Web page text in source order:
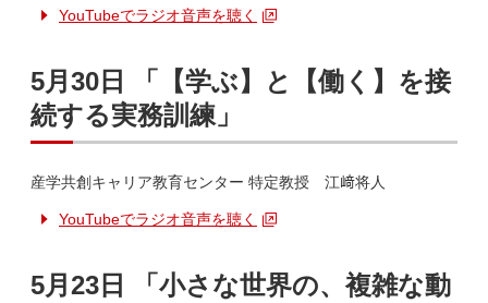
YouTubeでラジオ音声を聴く
5月30日 「【学ぶ】と【働く】を接
続する実務訓練」
産学共創キャリア教育センター 特定教授 江﨑将人
YouTubeでラジオ音声を聴く
5月23日 「小さな世界の、複雑な動